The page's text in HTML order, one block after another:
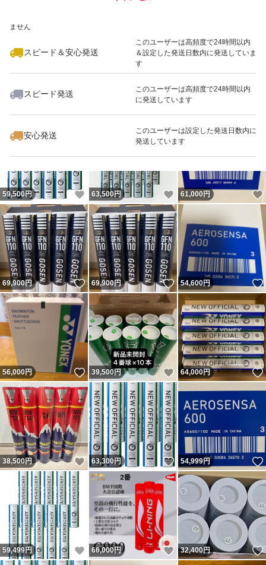
ません
スピード＆安心発送
このユーザーは高頻度で24時間以内
＆設定した発送日数内に発送していま
す
スピード発送
このユーザーは高頻度で24時間以内
に発送しています
安心発送
このユーザーは設定した発送日数内に
発送しています
いいね！
69,900
59,500円 いいね！
63,500円 いいね！
61,000円
69,900円 いいね！
69,900円 いいね！
54,600円
56,000円 いいね！
39,500円 いいね！
64,000円
38,500円 いいね！
63,300円 いいね！
54,999円
59,499円 いいね！
66,000円 いいね！
32,400円